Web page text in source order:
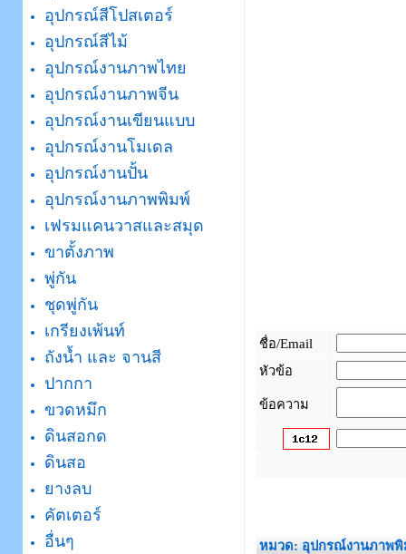
อุปกรณ์สีโปสเตอร์
อุปกรณ์สีไม้
อุปกรณ์งานภาพไทย
อุปกรณ์งานภาพจีน
อุปกรณ์งานเขียนแบบ
อุปกรณ์งานโมเดล
อุปกรณ์งานปั้น
อุปกรณ์งานภาพพิมพ์
เฟรมแคนวาสและสมุด
ขาตั้งภาพ
พู่กัน
ชุดพู่กัน
เกรียงเพ้นท์
ถังน้ำ และ จานสี
ปากกา
ขวดหมึก
ดินสอกด
ดินสอ
ยางลบ
คัตเตอร์
อื่นๆ
ชื่อ/Email
หัวข้อ
ข้อความ
หมวด: อุปกรณ์งานภาพ